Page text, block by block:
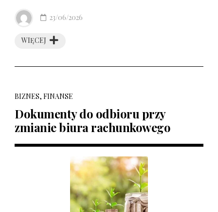
WIĘCEJ
23/06/2026
BIZNES, FINANSE
Dokumenty do odbioru przy
zmianie biura rachunkowego